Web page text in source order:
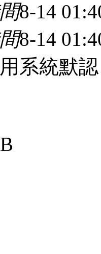
8-14
8-14
系統默認